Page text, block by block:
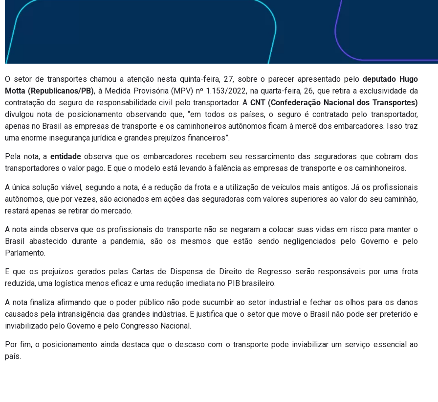
O setor de transportes chamou a atenção nesta quinta-feira, 27, sobre o parecer apresentado pelo deputado Hugo
Motta (Republicanos/PB), à Medida Provisória (MPV) nº 1.153/2022, na quarta-feira, 26, que retira a exclusividade da
contratação do seguro de responsabilidade civil pelo transportador. A CNT (Confederação Nacional dos Transportes)
divulgou nota de posicionamento observando que, “em todos os países, o seguro é contratado pelo transportador,
apenas no Brasil as empresas de transporte e os caminhoneiros autônomos ficam à mercê dos embarcadores. Isso traz
uma enorme insegurança jurídica e grandes prejuízos financeiros”.
Pela nota, a entidadeobserva que os embarcadores recebem seu ressarcimento das seguradoras que cobram dos
transportadores o valor pago. E que o modelo está levando à falência as empresas de transporte e os caminhoneiros.
A única solução viável, segundo a nota, é a redução da frota e a utilização de veículos mais antigos. Já os profissionais
autônomos, que por vezes, são acionados em ações das seguradoras com valores superiores ao valor do seu caminhão,
restará apenas se retirar do mercado.
A nota ainda observa que os profissionais do transporte não se negaram a colocar suas vidas em risco para manter o
Brasil abastecido durante a pandemia, são os mesmos que estão sendo negligenciados pelo Governo e pelo
Parlamento.
E que os prejuízos gerados pelas Cartas de Dispensa de Direito de Regresso serão responsáveis por uma frota
reduzida, uma logística menos eficaz e uma redução imediata no PIB brasileiro.
A nota finaliza afirmando que o poder público não pode sucumbir ao setor industrial e fechar os olhos para os danos
causados pela intransigência das grandes indústrias. E justifica que o setor que move o Brasil não pode ser preterido e
inviabilizado pelo Governo e pelo Congresso Nacional.
Por fim, o posicionamento ainda destaca que o descaso com o transporte pode inviabilizar um serviço essencial ao
país.